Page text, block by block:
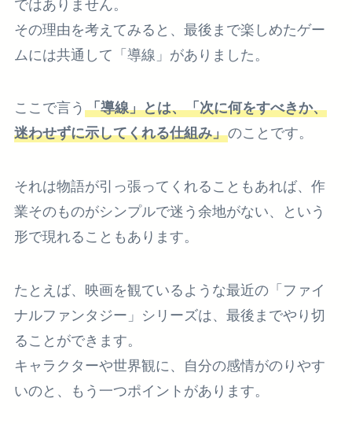
ではありません。
その理由を考えてみると、最後まで楽しめたゲー
ムには共通して「導線」がありました。
ここで言う 「導線」とは、「次に何をすべきか、
迷わせずに示してくれる仕組み」のことです。
それは物語が引っ張ってくれることもあれば、作
業そのものがシンプルで迷う余地がない、という
形で現れることもあります。
たとえば、映画を観ているような最近の「ファイ
ナルファンタジー」シリーズは、最後までやり切
ることができます。
キャラクターや世界観に、自分の感情がのりやす
いのと、もう一つポイントがあります。